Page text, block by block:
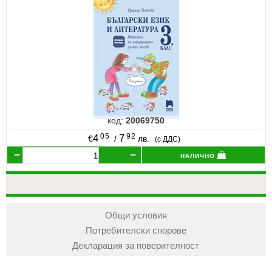
код:20069750
€4 05 / 7 92 лв. (с ДДС)
налично
Общи условия
Потребителски спорове
Декларация за поверителност